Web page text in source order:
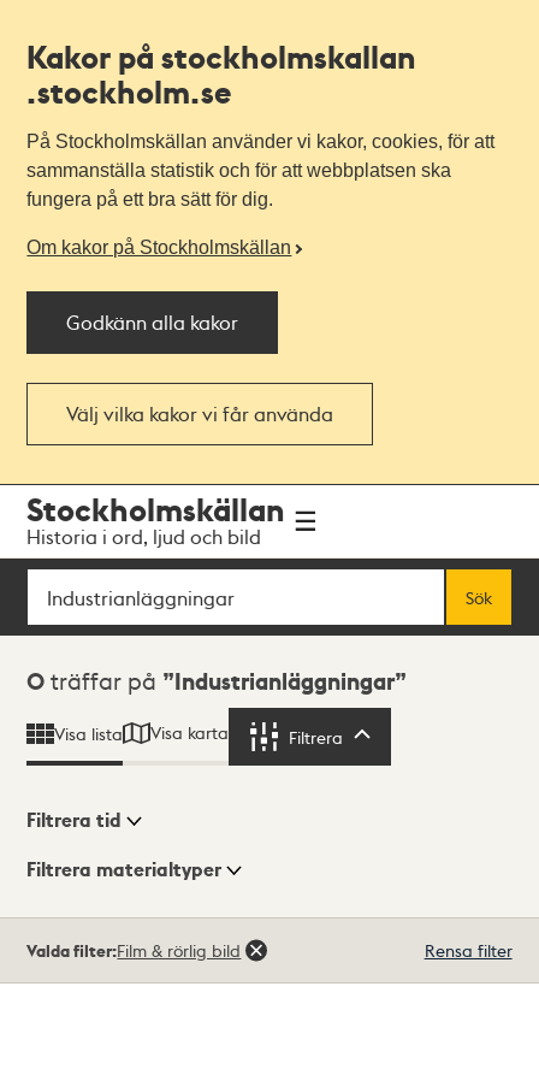
Kakor på stockholmskallan
.stockholm.se
På Stockholmskällan använder vi kakor, cookies, för att
sammanställa statistik och för att webbplatsen ska
fungera på ett bra sätt för dig.
Om kakor på Stockholmskällan
Godkänn alla kakor
Välj vilka kakor vi får använda
navigationen
huvudinnehållet
Stockholmskällan
Historia i ord, ljud och bild
Sök
Sök
Sökresultat
0 träffar på Industrianläggningar
Visa lista Visa karta Filtrera
Visningsläge
Filtrera tid
Filtrera materialtyper
träffar
Valda filter:Film & rörlig bild Rensa filter